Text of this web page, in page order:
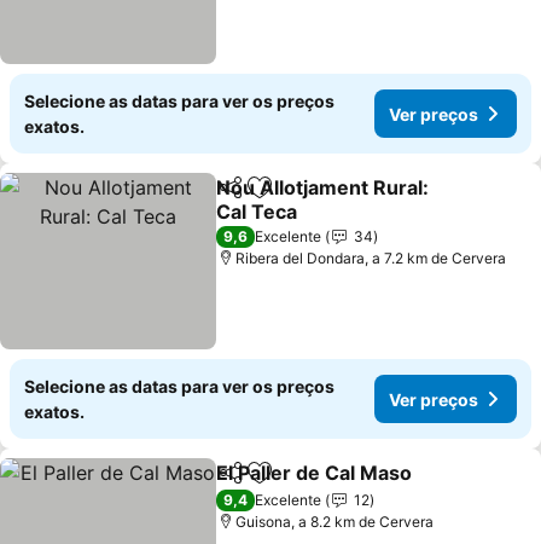
Selecione as datas para ver os preços
exatos.
Ver preços
PartilharAdicionar aos favoritos
Nou Allotjament Rural:
Cal Teca
Ver preços
9,6 Excelente
34
Ribera del Dondara, a 7.2 km de Cervera
Selecione as datas para ver os preços
exatos.
Ver preços
PartilharAdicionar aos favoritos
El Paller de Cal Maso
9,4 Excelente
12
Guisona, a 8.2 km de Cervera